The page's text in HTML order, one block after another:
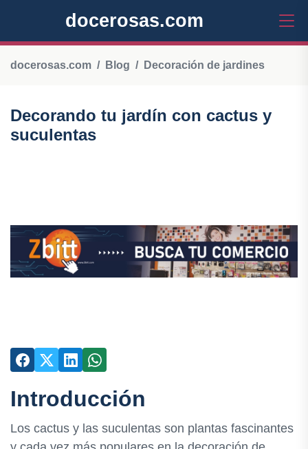
docerosas.com
docerosas.com Blog Decoración de jardines
Decorando tu jardín con cactus y
suculentas
Introducción
Los cactus y las suculentas son plantas fascinantes